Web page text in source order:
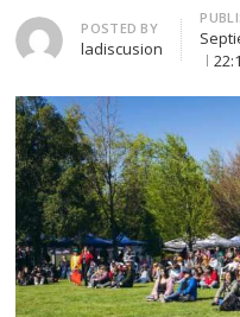
Author
POSTED BY
ladiscusion